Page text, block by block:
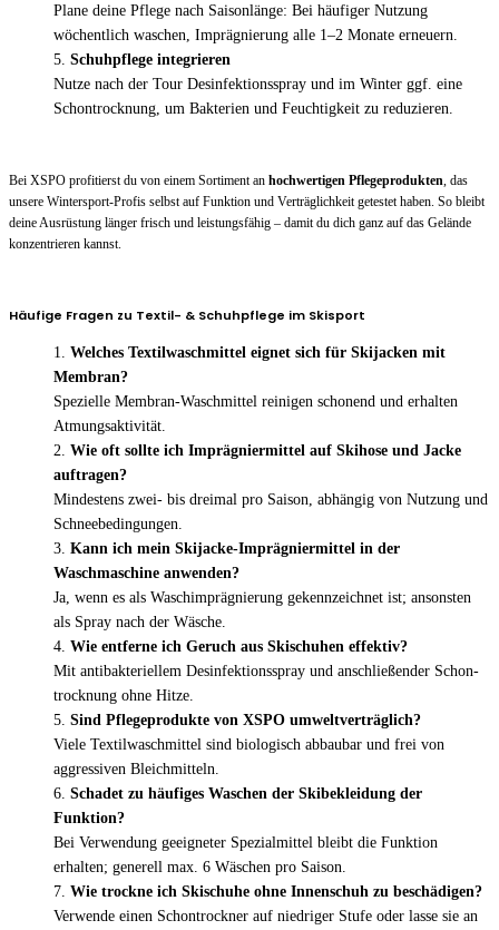
Plane deine Pflege nach Saisonlänge: Bei häufiger Nutzung
wöchentlich waschen, Imprägnierung alle 1–2 Monate erneuern.
Schuhpflege integrieren
Nutze nach der Tour Desinfektions­spray und im Winter ggf. eine
Schon­trocknung, um Bakterien und Feuchtigkeit zu reduzieren.
Bei XSPO profitierst du von einem Sortiment an hochwertigen Pflegeprodukten , das
unsere Wintersport-Profis selbst auf Funktion und Verträglichkeit getestet haben. So bleibt
deine Ausrüstung länger frisch und leistungsfähig – damit du dich ganz auf das Gelände
konzentrieren kannst.
Häufige Fragen zu Textil- & Schuhpflege im Skisport
Welches Textilwaschmittel eignet sich für Skijacken mit
Membran?
Spezielle Membran-Waschmittel reinigen schonend und erhalten
Atmungsaktivität.
Wie oft sollte ich Imprägniermittel auf Skihose und Jacke
auftragen?
Mindestens zwei- bis dreimal pro Saison, abhängig von Nutzung und
Schneebedingungen.
Kann ich mein Skijacke-Imprägniermittel in der
Waschmaschine anwenden?
Ja, wenn es als Waschimprägnierung gekennzeichnet ist; ansonsten
als Spray nach der Wäsche.
Wie entferne ich Geruch aus Skischuhen effektiv?
Mit antibakteriellem Desinfektionsspray und anschließender Schon­
trocknung ohne Hitze.
Sind Pflegeprodukte von XSPO umweltverträglich?
Viele Textilwaschmittel sind biologisch abbaubar und frei von
aggressiven Bleichmitteln.
Schadet zu häufiges Waschen der Skibekleidung der
Funktion?
Bei Verwendung geeigneter Spezialmittel bleibt die Funktion
erhalten; generell max. 6 Wäschen pro Saison.
Wie trockne ich Skischuhe ohne Innenschuh zu beschädigen?
Verwende einen Schon­trockner auf niedriger Stufe oder lasse sie an